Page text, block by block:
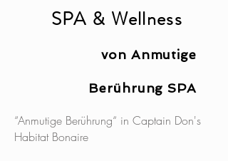
SPA & Wellness
von Anmutige
Berührung SPA
“Anmutige Berührung“ in Captain Don's
Habitat Bonaire